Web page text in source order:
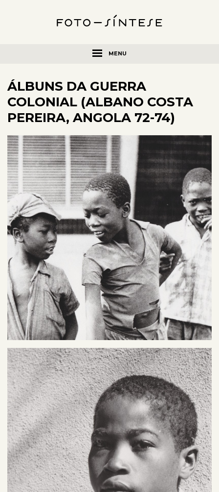
MENU
ÁLBUNS DA GUERRA
COLONIAL (ALBANO COSTA
PEREIRA, ANGOLA 72-74)